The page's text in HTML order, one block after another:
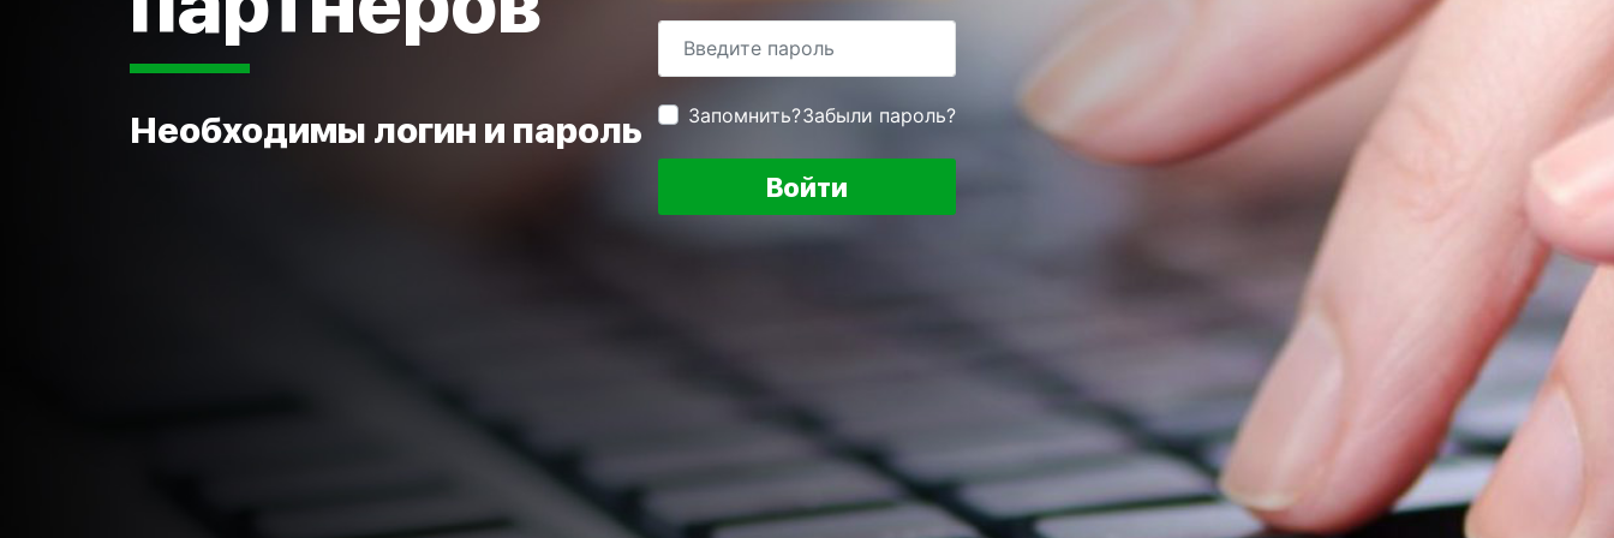
Необходимы логин и пароль Запомнить?Забыли пароль?
Войти